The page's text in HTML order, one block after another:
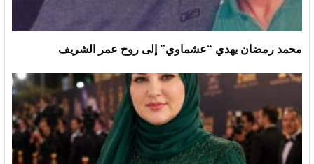
محمد رمضان يهدي “عشماوي” إلى روح عمر الشريف